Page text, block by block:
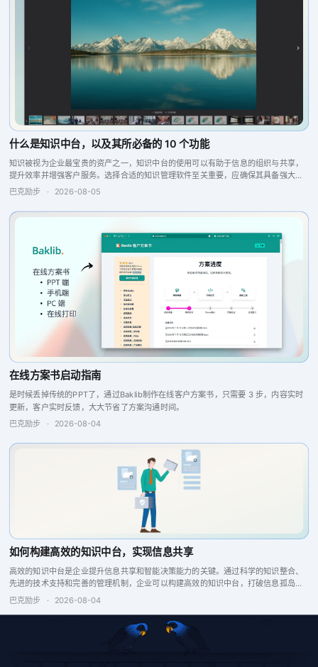
什么是知识中台，以及其所必备的 10 个功能
知识被视为企业最宝贵的资产之一，知识中台的使用可以有助于信息的组织与共享，
提升效率并增强客户服务。选择合适的知识管理软件至关重要，应确保其具备强大的
搜索引擎、问答引擎以及报告分析和反馈功能，这些特点将提升团队的协作与生产
巴克励步 · 2026-08-05
在线方案书启动指南
是时候丢掉传统的PPT了，通过Baklib制作在线客户方案书，只需要 3 步，内容实时
更新，客户实时反馈，大大节省了方案沟通时间。
巴克励步
· 2026-08-04
如何构建高效的知识中台，实现信息共享
高效的知识中台是企业提升信息共享和智能决策能力的关键。通过科学的知识整合、
先进的技术支持和完善的管理机制，企业可以构建高效的知识中台，打破信息孤岛，
增强企业竞争力。
巴克励步 · 2026-08-04